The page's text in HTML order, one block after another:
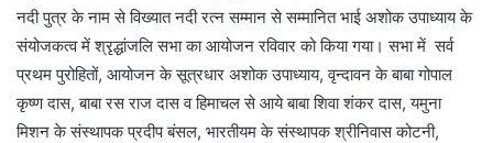
नदी पुत्र के नाम से विख्यात नदी रत्न सम्मान से सम्मानित भाई अशोक उपाध्याय के
संयोजकत्व में श्रृद्धांजलि सभा का आयोजन रविवार को किया गया। सभा में सर्व
प्रथम पुरोहितों, आयोजन के सूत्रधार अशोक उपाध्याय, वृन्दावन के बाबा गोपाल
कृष्ण दास, बाबा रस राज दास व हिमाचल से आये बाबा शिवा शंकर दास, यमुना
मिशन के संस्थापक प्रदीप बंसल, भारतीयम के संस्थापक श्रीनिवास कोटनी,